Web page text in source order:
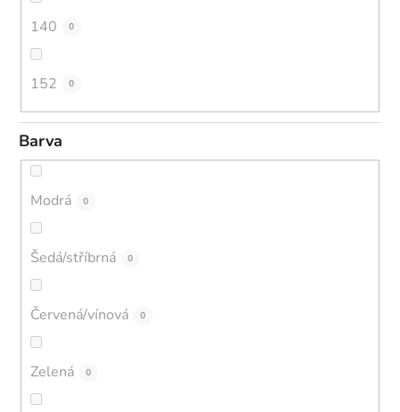
140 0
152 0
Barva
Modrá 0
Šedá/stříbrná 0
Červená/vínová 0
Zelená 0